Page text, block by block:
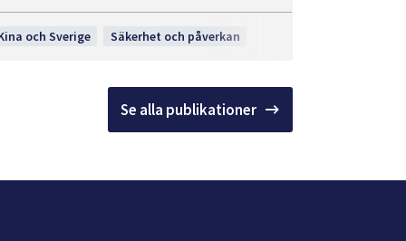
och Sverige Säkerhet och påverkan
Se alla publikationer